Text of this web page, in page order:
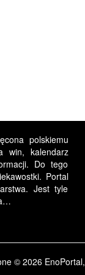
polskiemu
win, kalendarz
Do tego
Portal
Jest tyle
© 2026 EnoPortal,